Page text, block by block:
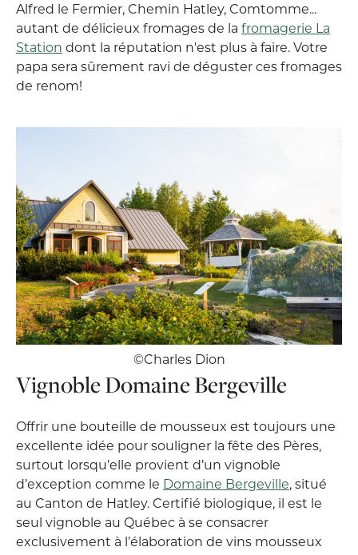
Alfred le Fermier, Chemin Hatley, Comtomme...
autant de délicieux fromages de la fromagerie La
Station dont la réputation n'est plus à faire. Votre
papa sera sûrement ravi de déguster ces fromages
de renom!
©Charles Dion
Vignoble Domaine Bergeville
Offrir une bouteille de mousseux est toujours une
excellente idée pour souligner la fête des Pères,
surtout lorsqu’elle provient d’un vignoble
d’exception comme le Domaine Bergeville, situé
au Canton de Hatley. Certifié biologique, il est le
seul vignoble au Québec à se consacrer
exclusivement à l’élaboration de vins mousseux